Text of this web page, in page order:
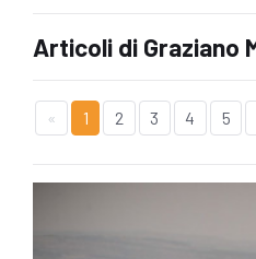
Articoli di Graziano
« 1 2 3 4 5